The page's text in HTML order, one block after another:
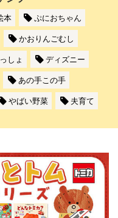
本
ぷにおちゃん
かおりんごむし
しょ
ディズニー
あの手この手
やばい野菜 夫育て